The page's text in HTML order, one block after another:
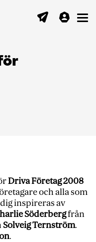
Driva Företag 2008
och alla som
inspireras av
Söderbergfrån
Solveig Ternström.
.